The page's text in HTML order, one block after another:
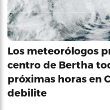
Los meteorólogos
centro de Bertha
próximas horas en
debilite